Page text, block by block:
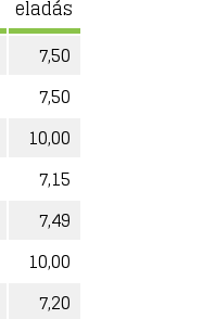
eladás
7,50
7,50
10,00
7,15
7,49
10,00
7,20